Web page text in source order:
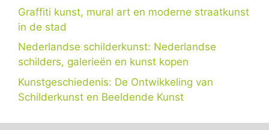
Graffiti kunst, mural art en moderne straatkunst
in de stad
Nederlandse schilderkunst: Nederlandse
schilders, galerieën en kunst kopen
Kunstgeschiedenis: De Ontwikkeling van
Schilderkunst en Beeldende Kunst